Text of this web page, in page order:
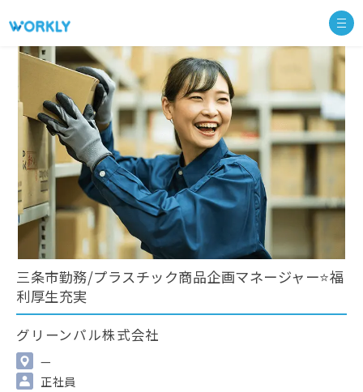
三条市勤務/プラスチック商品企画マネージャー⭐福
利厚生充実
グリーンパル株式会社
—
正社員